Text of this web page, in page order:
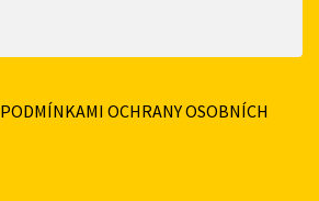
PODMÍNKAMI OCHRANY OSOBNÍCH